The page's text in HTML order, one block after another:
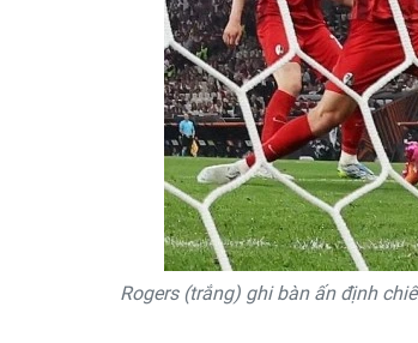
Rogers (trắng) ghi bàn ấn định